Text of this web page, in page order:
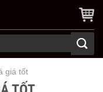
giá tốt